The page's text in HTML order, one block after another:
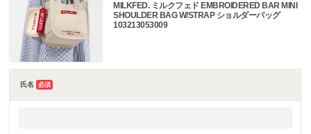
MILKFED. ミルクフェド EMBROIDERED BAR MINI
SHOULDER BAG W/STRAP ショルダーバッグ
103213053009
氏名 必須